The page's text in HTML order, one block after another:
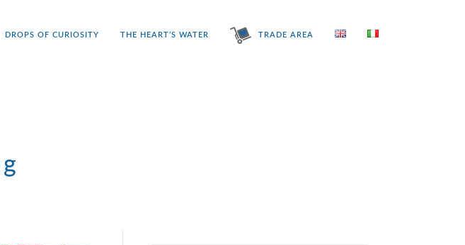
DROPS OF CURIOSITY THE HEART’S WATER TRADE AREA